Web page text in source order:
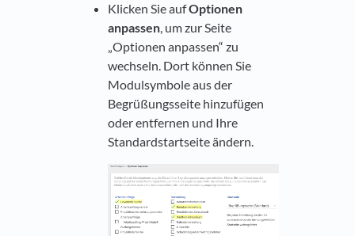
Klicken Sie aufOptionen
anpassen, um zur Seite
„Optionen anpassen“ zu
wechseln. Dort können Sie
Modulsymbole aus der
Begrüßungsseite hinzufügen
oder entfernen und Ihre
Standardstartseite ändern.